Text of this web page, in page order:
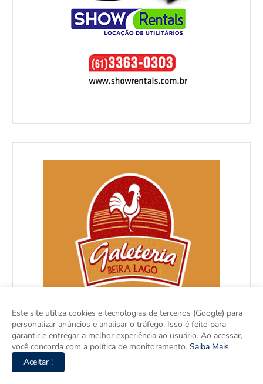
Este site utiliza cookies e tecnologias de terceiros (Google) para
personalizar anúncios e analisar o tráfego. Isso é feito para
garantir e entregar a melhor experiência ao usuário. Ao acessar,
você concorda com a política de monitoramento. Saiba Mais
Aceitar !